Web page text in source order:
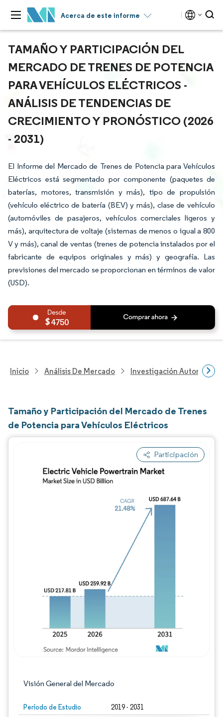
Acerca de este informe
TAMAÑO Y PARTICIPACIÓN DEL
MERCADO DE TRENES DE POTENCIA
PARA VEHÍCULOS ELÉCTRICOS -
ANÁLISIS DE TENDENCIAS DE
CRECIMIENTO Y PRONÓSTICO (2026
- 2031)
El Informe del Mercado de Trenes de Potencia para Vehículos
Eléctricos está segmentado por componente (paquetes de
baterías, motores, transmisión y más), tipo de propulsión
(vehículo eléctrico de batería (BEV) y más), clase de vehículo
(automóviles de pasajeros, vehículos comerciales ligeros y
más), arquitectura de voltaje (sistemas de menos o igual a 800
V y más), canal de ventas (trenes de potencia instalados por el
fabricante de equipos originales y más) y geografía. Las
previsiones del mercado se proporcionan en términos de valor
(USD).
4750
Inicio Análisis De Mercado Investigación Automotriz
Tamaño y Participación del Mercado de Trenes
de Potencia para Vehículos Eléctricos
Participación
Visión General del Mercado
Período de Estudio 2019 - 2031
Imagen © Mordor Intelligence. El uso